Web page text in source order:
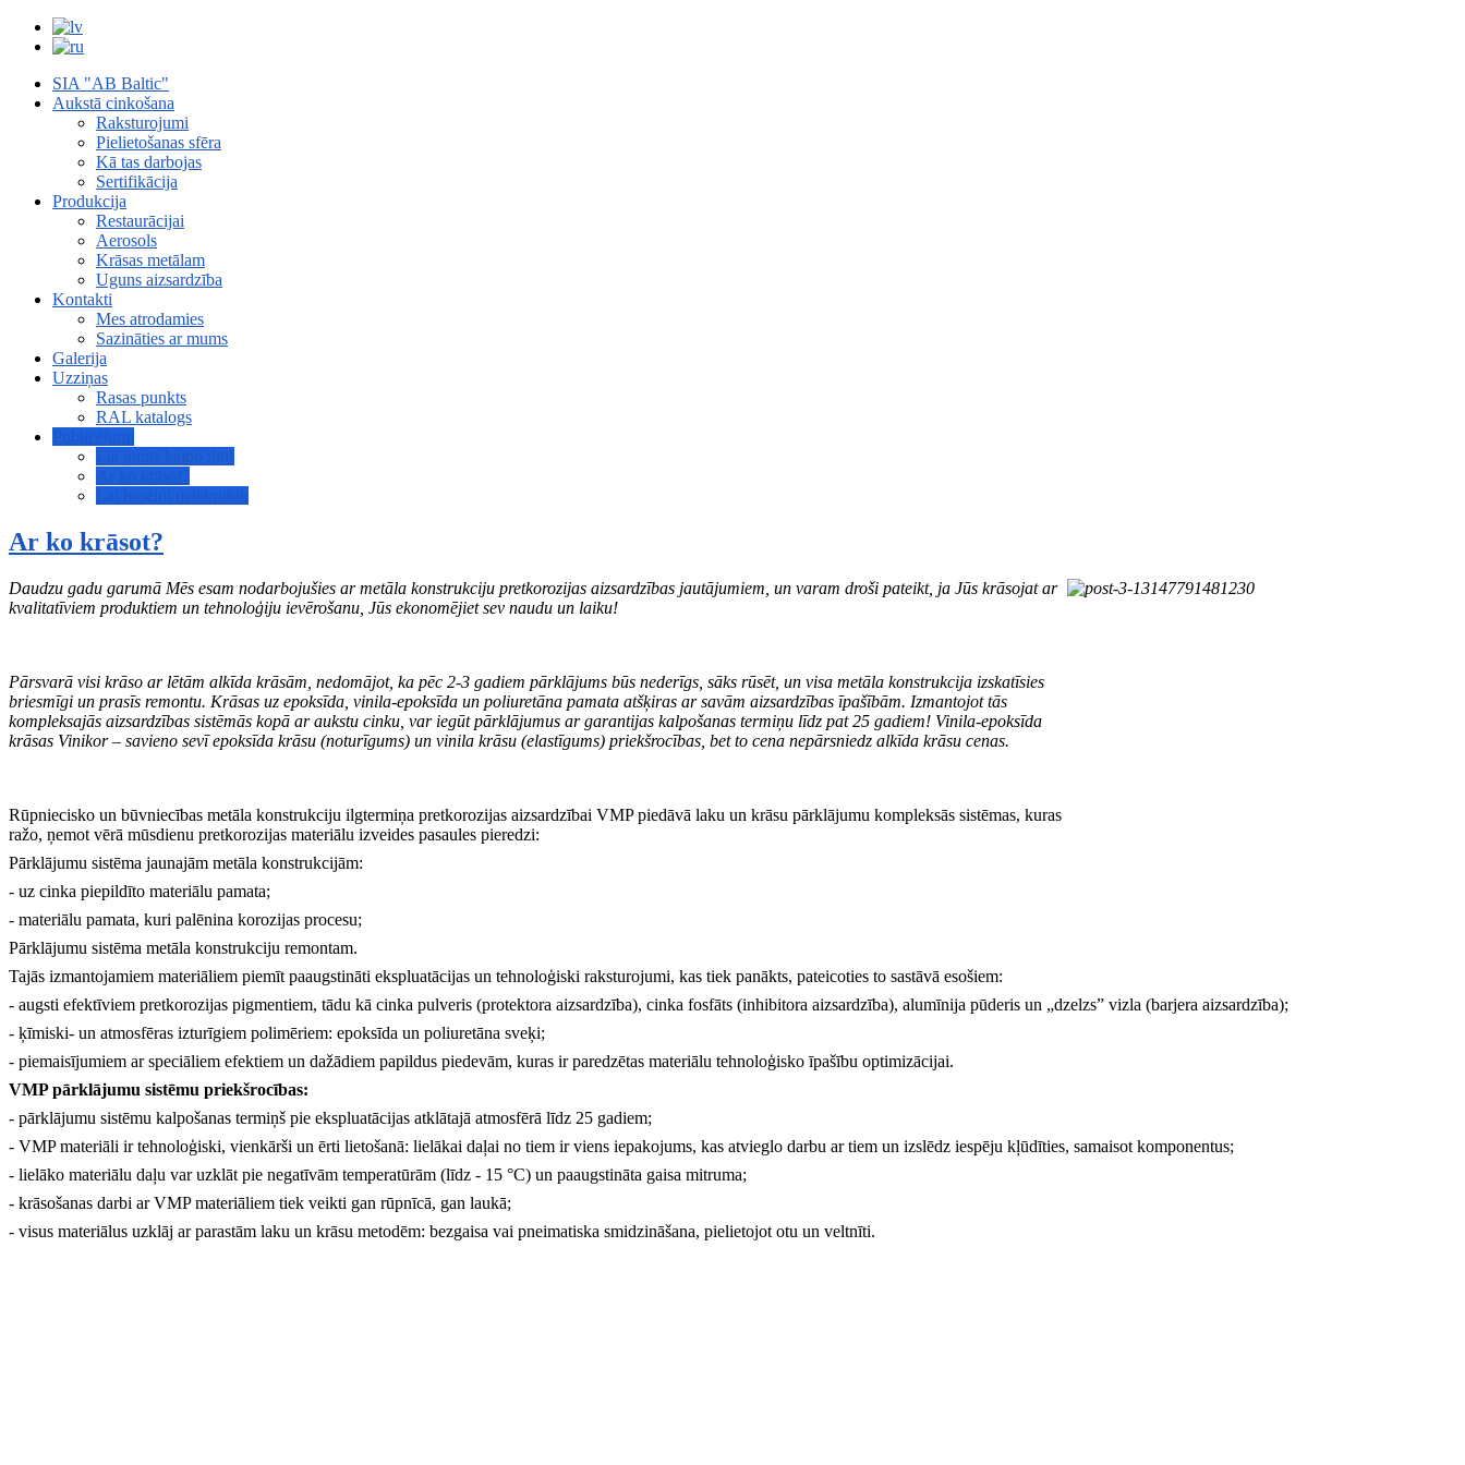
SIA "AB Baltic"
Aukstā cinkošana
Raksturojumi
Pielietošanas sfēra
Kā tas darbojas
Sertifikācija
Produkcija
Restaurācijai
Aerosols
Krāsas metālam
Uguns aizsardzība
Kontakti
Mes atrodamies
Sazināties ar mums
Galerija
Uzziņas
Rasas punkts
RAL katalogs
Ar ko krāsot?
Daudzu gadu garumā Mēs esam nodarbojušies ar metāla konstrukciju pretkorozijas aizsardzības jautājumiem, un varam droši pateikt, ja Jūs krāsojat ar
kvalitatīviem produktiem un tehnoloģiju ievērošanu, Jūs ekonomējiet sev naudu un laiku!
Pārsvarā visi krāso ar lētām alkīda krāsām, nedomājot, ka pēc 2-3 gadiem pārklājums būs nederīgs, sāks rūsēt, un visa metāla konstrukcija izskatīsies
briesmīgi un prasīs remontu. Krāsas uz epoksīda, vinila-epoksīda un poliuretāna pamata atšķiras ar savām aizsardzības īpašībām. Izmantojot tās
kompleksajās aizsardzības sistēmās kopā ar aukstu cinku, var iegūt pārklājumus ar garantijas kalpošanas termiņu līdz pat 25 gadiem! Vinila-epoksīda
krāsas Vinikor – savieno sevī epoksīda krāsu (noturīgums) un vinila krāsu (elastīgums) priekšrocības, bet to cena nepārsniedz alkīda krāsu cenas.
Rūpniecisko un būvniecības metāla konstrukciju ilgtermiņa pretkorozijas aizsardzībai VMP piedāvā laku un krāsu pārklājumu kompleksās sistēmas, kuras
ražo, ņemot vērā mūsdienu pretkorozijas materiālu izveides pasaules pieredzi:
Pārklājumu sistēma jaunajām metāla konstrukcijām:
- uz cinka piepildīto materiālu pamata;
- materiālu pamata, kuri palēnina korozijas procesu;
Pārklājumu sistēma metāla konstrukciju remontam.
Tajās izmantojamiem materiāliem piemīt paaugstināti ekspluatācijas un tehnoloģiski raksturojumi, kas tiek panākts, pateicoties to sastāvā esošiem:
- augsti efektīviem pretkorozijas pigmentiem, tādu kā cinka pulveris (protektora aizsardzība), cinka fosfāts (inhibitora aizsardzība), alumīnija pūderis un „dzelzs” vizla (barjera aizsardzība);
- ķīmiski- un atmosfēras izturīgiem polimēriem: epoksīda un poliuretāna sveķi;
- piemaisījumiem ar speciāliem efektiem un dažādiem papildus piedevām, kuras ir paredzētas materiālu tehnoloģisko īpašību optimizācijai.
VMP pārklājumu sistēmu priekšrocības:
- pārklājumu sistēmu kalpošanas termiņš pie ekspluatācijas atklātajā atmosfērā līdz 25 gadiem;
- VMP materiāli ir tehnoloģiski, vienkārši un ērti lietošanā: lielākai daļai no tiem ir viens iepakojums, kas atvieglo darbu ar tiem un izslēdz iespēju kļūdīties, samaisot komponentus;
- lielāko materiālu daļu var uzklāt pie negatīvām temperatūrām (līdz - 15 °С) un paaugstināta gaisa mitruma;
- krāsošanas darbi ar VMP materiāliem tiek veikti gan rūpnīcā, gan laukā;
- visus materiālus uzklāj ar parastām laku un krāsu metodēm: bezgaisa vai pneimatiska smidzināšana, pielietojot otu un veltnīti.